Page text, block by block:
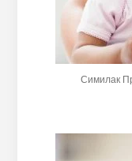
Симилак